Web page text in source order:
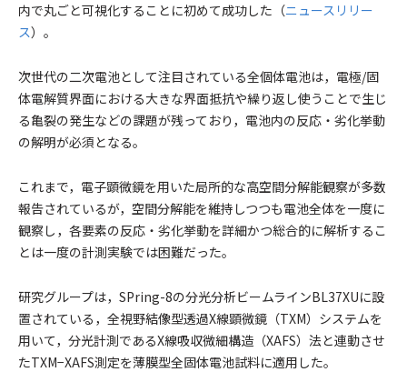
内で丸ごと可視化することに初めて成功した（ニュースリリー
ス）。
次世代の二次電池として注目されている全個体電池は，電極/固
体電解質界面における大きな界面抵抗や繰り返し使うことで生じ
る亀裂の発生などの課題が残っており，電池内の反応・劣化挙動
の解明が必須となる。
これまで，電子顕微鏡を用いた局所的な高空間分解能観察が多数
報告されているが，空間分解能を維持しつつも電池全体を一度に
観察し，各要素の反応・劣化挙動を詳細かつ総合的に解析するこ
とは一度の計測実験では困難だった。
研究グループは，SPring-8の分光分析ビームラインBL37XUに設
置されている，全視野結像型透過X線顕微鏡（TXM）システムを
用いて，分光計測であるX線吸収微細構造（XAFS）法と連動させ
たTXM−XAFS測定を薄膜型全固体電池試料に適用した。